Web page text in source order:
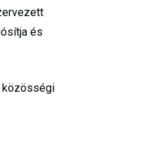
és
közösségi